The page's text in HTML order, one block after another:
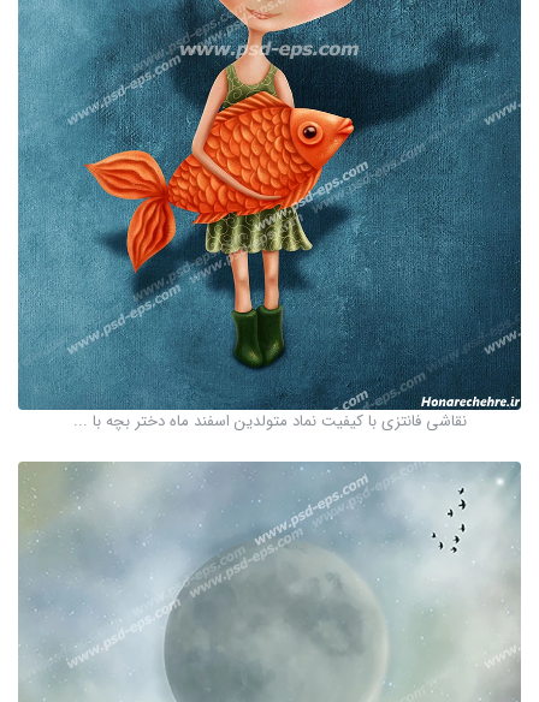
نقاشی فانتزی با کیفیت نماد متولدین اسفند ماه دختر بچه با ...